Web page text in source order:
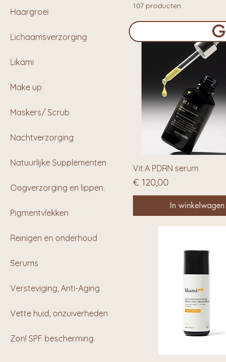
Haargroei
Lichaamsverzorging
Likami
Make up
Maskers/ Scrub
Nachtverzorging
Natuurlijke Supplementen
Oogverzorging en lippen.
Pigmentvlekken
Reinigen en onderhoud
Serums
Versteviging, Anti-Aging
Vette huid, onzuiverheden
Zon! SPF bescherming
107 producten
Vit.A PDRN serum
Prijs
€ 120,00
In winkelwagen